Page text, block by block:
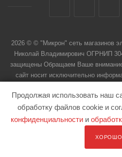
2026 © © "Микрон" сеть магазинов
Николай Владимирович ОГРНИП
защищены Обращаем Ваше внимание
сайт носит исключительно
Продолжая использовать наш
обработку файлов cookie и
конфиденциальностии
ХОРОШО